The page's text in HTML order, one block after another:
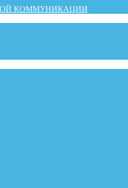
КОММУНИКАЦИИ